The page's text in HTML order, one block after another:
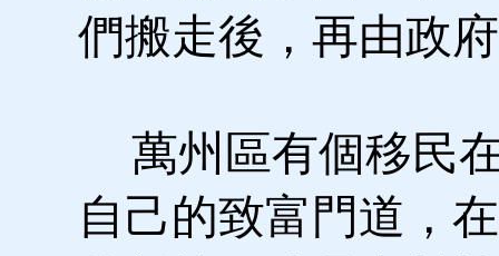
們搬走後，再由政
萬州區有個移民
自己的致富門道，